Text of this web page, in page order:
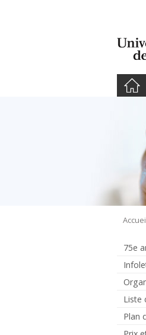
75e
Liste
Plan